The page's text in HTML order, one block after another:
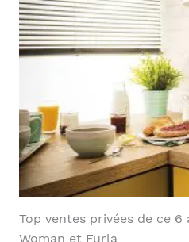
Top ventes privées de ce 6
Woman et Furla